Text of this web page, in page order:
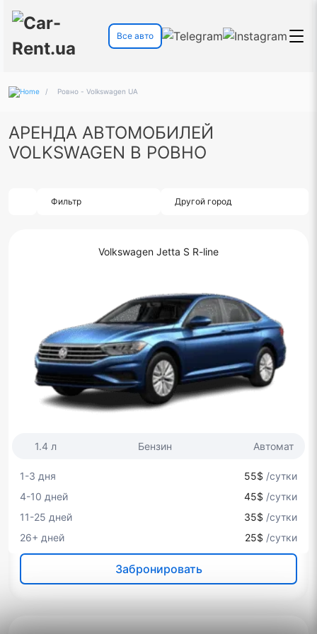
Все авто
/ Ровно - Volkswagen UA
АРЕНДА АВТОМОБИЛЕЙ
VOLKSWAGEN В РОВНО
Фильтр Другой город
Volkswagen Jetta S R-line
1.4 л Бензин Автомат
1-3 дня 55$ /сутки
4-10 дней
45$ /сутки
11-25 дней
35$ /сутки
26+ дней
25$ /сутки
Забронировать